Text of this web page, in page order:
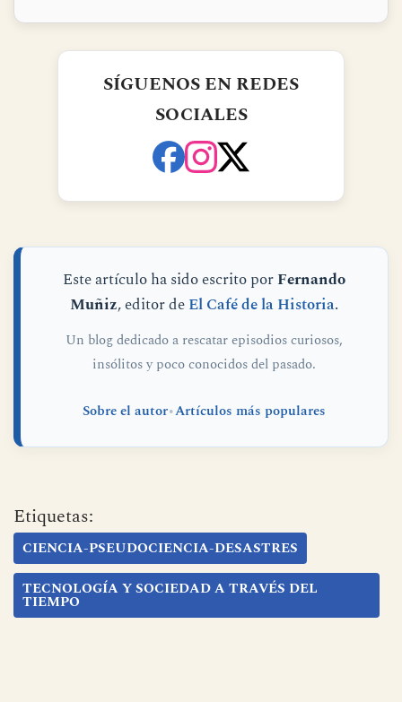
SÍGUENOS EN REDES
SOCIALES
Este artículo ha sido escrito porFernando
Muñiz, editor deEl Café de la Historia.
Un blog dedicado a rescatar episodios curiosos,
insólitos y poco conocidos del pasado.
Sobre el autor•Artículos más populares
Etiquetas:
CIENCIA-PSEUDOCIENCIA-DESASTRES
TECNOLOGÍA Y SOCIEDAD A TRAVÉS DEL
TIEMPO